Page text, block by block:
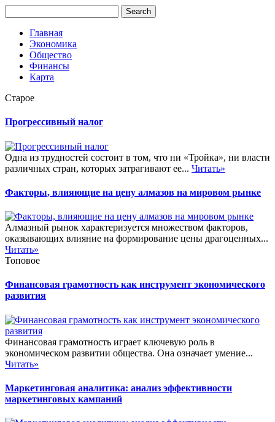
Главная
Экономика
Общество
Финансы
Карта
Старое
Прогрессивный налог
Одна из трудностей состоит в том, что ни «Тройка», ни власти
различных стран, которых затрагивают ее... Читать»
Факторы, влияющие на цену алмазов на мировом рынке
Алмазный рынок характеризуется множеством факторов,
оказывающих влияние на формирование цены драгоценных...
Читать»
Топовое
Финансовая грамотность как инструмент экономического
развития
Финансовая грамотность играет ключевую роль в
экономическом развитии общества. Она означает умение...
Читать»
Маркетинговая аналитика: анализ эффективности
маркетинговых кампаний